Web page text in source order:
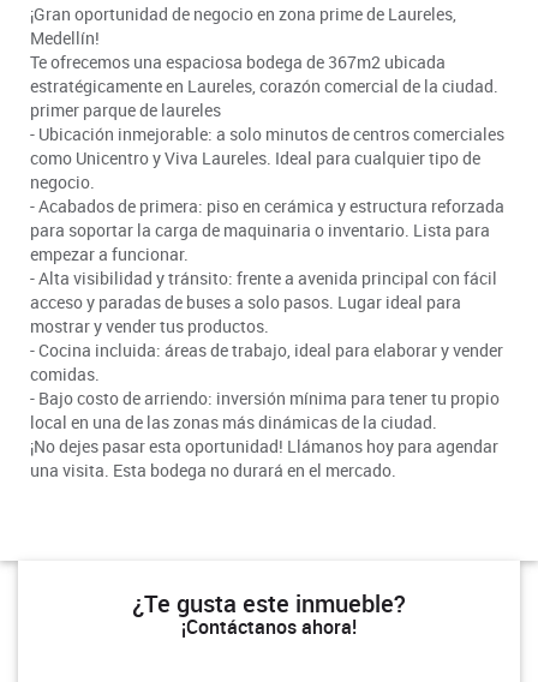
¡Gran oportunidad de negocio en zona prime de Laureles,
Medellín!
Te ofrecemos una espaciosa bodega de 367m2 ubicada
estratégicamente en Laureles, corazón comercial de la ciudad.
primer parque de laureles
- Ubicación inmejorable: a solo minutos de centros comerciales
como Unicentro y Viva Laureles. Ideal para cualquier tipo de
negocio.
- Acabados de primera: piso en cerámica y estructura reforzada
para soportar la carga de maquinaria o inventario. Lista para
empezar a funcionar.
- Alta visibilidad y tránsito: frente a avenida principal con fácil
acceso y paradas de buses a solo pasos. Lugar ideal para
mostrar y vender tus productos.
- Cocina incluida: áreas de trabajo, ideal para elaborar y vender
comidas.
- Bajo costo de arriendo: inversión mínima para tener tu propio
local en una de las zonas más dinámicas de la ciudad.
¡No dejes pasar esta oportunidad! Llámanos hoy para agendar
una visita. Esta bodega no durará en el mercado.
¿Te gusta este inmueble?
¡Contáctanos ahora!